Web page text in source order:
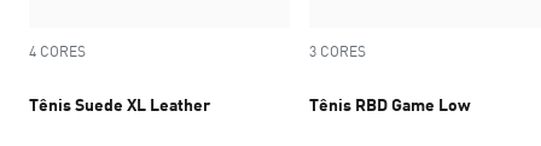
4 CORES
Tênis Suede XL Leather
3 CORES
Tênis RBD Game Low